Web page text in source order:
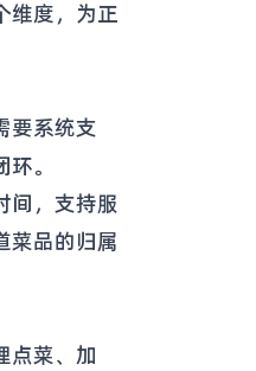
维度，为正
要系统支
。
间，支持服
菜品的归属
点菜、加